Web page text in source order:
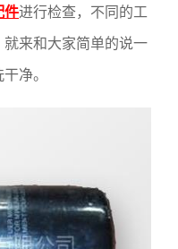
件进行检查，不同的工
来和大家简单的说一
净。